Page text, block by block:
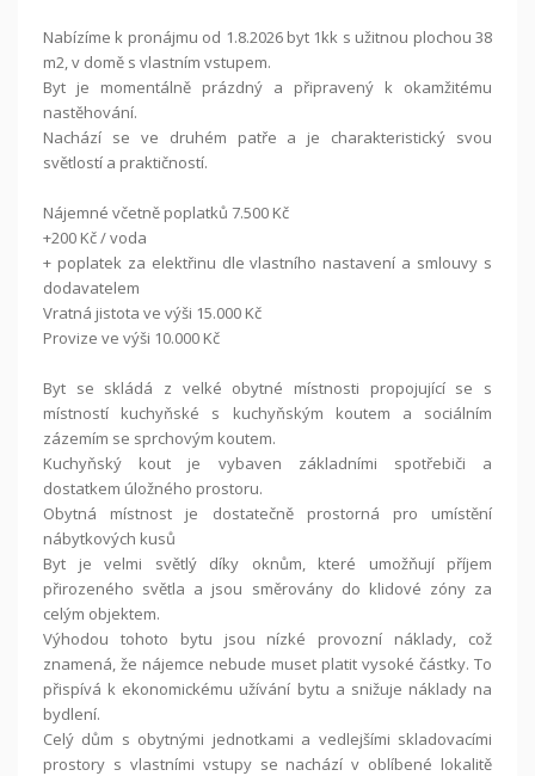
Nabízíme k pronájmu od 1.8.2026 byt 1kk s užitnou plochou 38
m2, v domě s vlastním vstupem.
Byt je momentálně prázdný a připravený k okamžitému
nastěhování.
Nachází se ve druhém patře a je charakteristický svou
světlostí a praktičností.
Nájemné včetně poplatků 7.500 Kč
+200 Kč / voda
+ poplatek za elektřinu dle vlastního nastavení a smlouvy s
dodavatelem
Vratná jistota ve výši 15.000 Kč
Provize ve výši 10.000 Kč
Byt se skládá z velké obytné místnosti propojující se s
místností kuchyňské s kuchyňským koutem a sociálním
zázemím se sprchovým koutem.
Kuchyňský kout je vybaven základními spotřebiči a
dostatkem úložného prostoru.
Obytná místnost je dostatečně prostorná pro umístění
nábytkových kusů
Byt je velmi světlý díky oknům, které umožňují příjem
přirozeného světla a jsou směrovány do klidové zóny za
celým objektem.
Výhodou tohoto bytu jsou nízké provozní náklady, což
znamená, že nájemce nebude muset platit vysoké částky. To
přispívá k ekonomickému užívání bytu a snižuje náklady na
bydlení.
Celý dům s obytnými jednotkami a vedlejšími skladovacími
prostory s vlastními vstupy se nachází v oblíbené lokalitě